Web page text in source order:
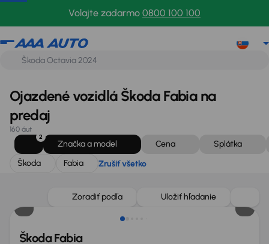
Volajte zadarmo 0800 100 100
Škoda
Ojazdené vozidlá Škoda Fabia na
predaj
160 áut
2
Značka a model Cena
Splátka
Škoda
Fabia Zrušiť všetko
Zoradiť podľa Uložiť hľadanie
Škoda Fabia